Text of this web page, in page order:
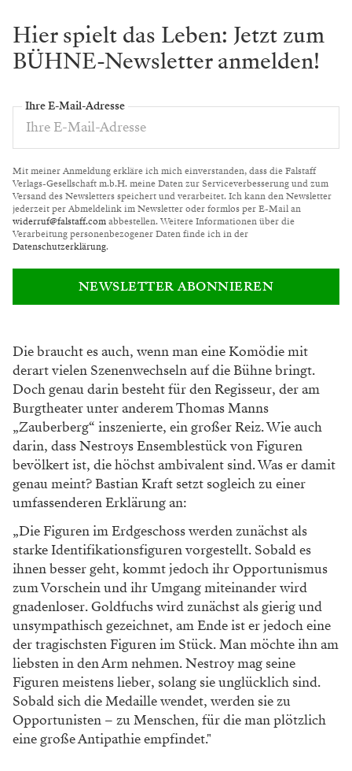
Hier spielt das Leben: Jetzt zum
BÜHNE-Newsletter anmelden!
Ihre E-Mail-Adresse
Mit meiner Anmeldung erkläre ich mich einverstanden, dass die Falstaff
Verlags-Gesellschaft m.b.H. meine Daten zur Serviceverbesserung und zum
Versand des Newsletters speichert und verarbeitet. Ich kann den Newsletter
jederzeit per Abmeldelink im Newsletter oder formlos per E-Mail an
widerruf@falstaff.comabbestellen. Weitere Informationen über die
Verarbeitung personenbezogener Daten finde ich in der
Datenschutzerklärung